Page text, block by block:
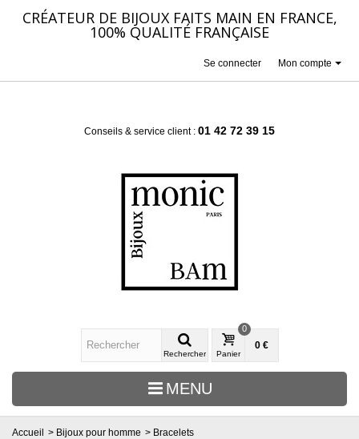
CRÉATEUR DE BIJOUX FAITS MAIN EN FRANCE,
100% QUALITÉ FRANÇAISE
Mon compte
Se connecter
Conseils & service client : 01 42 72 39 15
Rechercher Panier
0
0 €
MENU
Accueil > Bijoux pour homme > Bracelets